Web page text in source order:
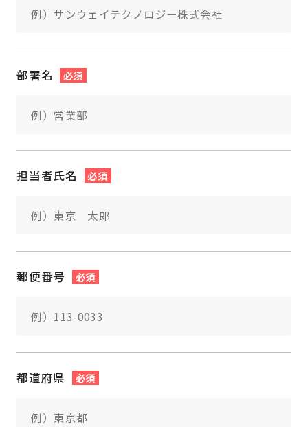
部署名 必須
担当者氏名 必須
郵便番号 必須
都道府県 必須